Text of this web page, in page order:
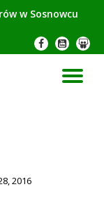
w Sosnowcu
2016